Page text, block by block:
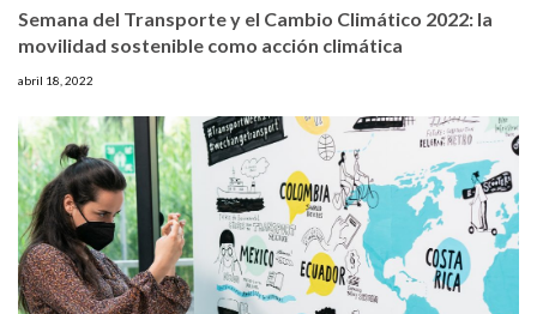
Semana del Transporte y el Cambio Climático 2022: la
movilidad sostenible como acción climática
abril 18, 2022